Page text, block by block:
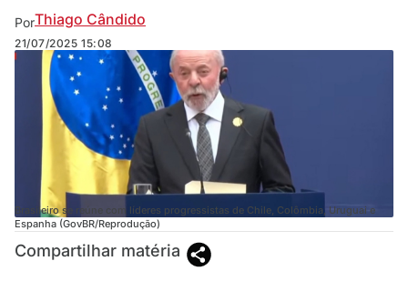
PorThiago Cândido
21/07/2025 15:08
Brasileiro se reúne com líderes progressistas de Chile, Colômbia, Uruguai e
Espanha (GovBR/Reprodução)
Compartilhar matéria